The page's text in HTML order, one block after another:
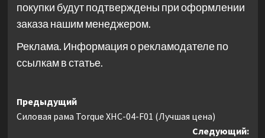
покупки будут подтверждены при оформлении
заказа нашим менеджером.
Реклама. Информация о рекламодателе по
ссылкам в статье.
Навигация
записи
Предыдущий
Силовая рама Torque XHC-04-F01 (Лучшая цена)
Следующий: